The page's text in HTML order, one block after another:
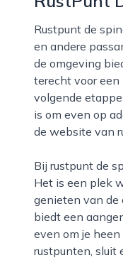
Rustpunt de spindelaar in amersfoort is een kleinschalige en gastvrije plek waar fietsers, wandelaars
en andere
de omgeving
terecht voor een
volgende
is om even op
de website van
Bij rustpunt de spindelaar staat eenvoud centraal, met aandacht voor rust, ruimte en ontspanning.
Het is een plek
genieten van de
biedt een
even om je
rustpunten, sluit